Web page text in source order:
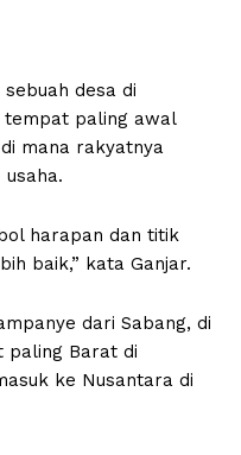
desa di
tempat paling awal
mana rakyatnya
harapan dan titik
baik,” kata Ganjar.
dari Sabang, di
paling Barat di
ke Nusantara di